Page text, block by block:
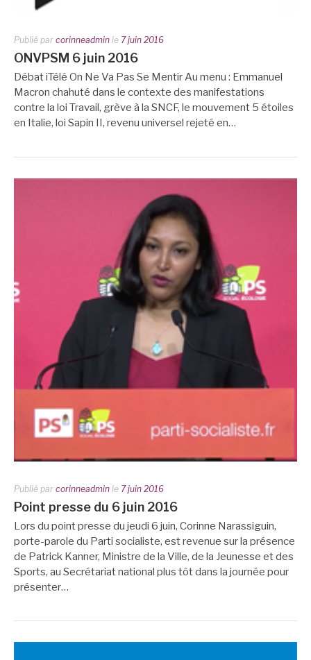
Publié par corinneadmin le 7 juin 2016
ONVPSM 6 juin 2016
Débat iTélé On Ne Va Pas Se Mentir Au menu : Emmanuel
Macron chahuté dans le contexte des manifestations
contre la loi Travail, grève à la SNCF, le mouvement 5 étoiles
en Italie, loi Sapin II, revenu universel rejeté en…
Publié par corinneadmin le 7 juin 2016
Point presse du 6 juin 2016
Lors du point presse du jeudi 6 juin, Corinne Narassiguin,
porte-parole du Parti socialiste, est revenue sur la présence
de Patrick Kanner, Ministre de la Ville, de la Jeunesse et des
Sports, au Secrétariat national plus tôt dans la journée pour
présenter…